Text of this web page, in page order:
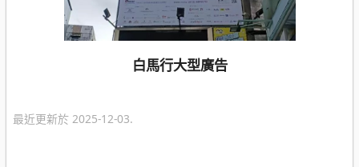
白馬行大型廣告
最近更新於 2025-12-03.